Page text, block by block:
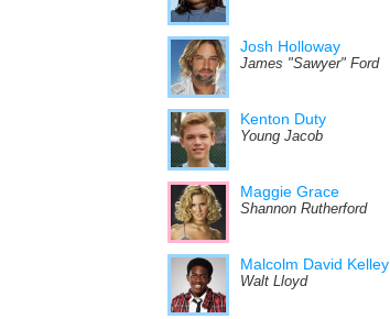
Josh Holloway
James "Sawyer" Ford
Kenton Duty
Young Jacob
Maggie Grace
Shannon Rutherford
Malcolm David Kelley
Walt Lloyd